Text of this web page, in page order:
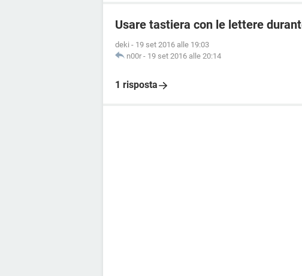
Usare tastiera con le lettere
deki - 19 set 2016 alle 19:03
n00r - 19 set 2016 alle 20:14
1 risposta